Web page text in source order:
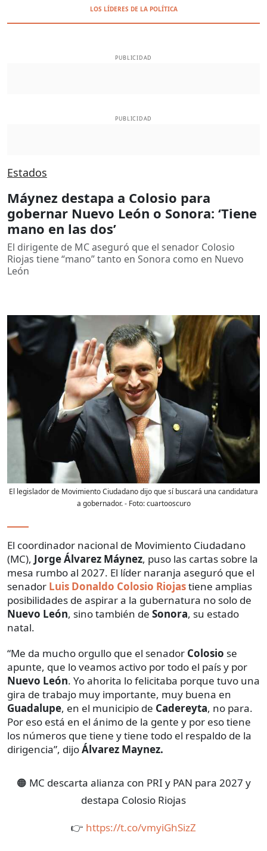
LOS LÍDERES DE LA POLÍTICA
PUBLICIDAD
PUBLICIDAD
Estados
Máynez destapa a Colosio para
gobernar Nuevo León o Sonora: ‘Tiene
mano en las dos’
El dirigente de MC aseguró que el senador Colosio
Riojas tiene “mano” tanto en Sonora como en Nuevo
León
El legislador de Movimiento Ciudadano dijo que sí buscará una candidatura
a gobernador.- Foto:cuartooscuro
El coordinador nacional de Movimiento Ciudadano
(MC), Jorge Álvarez Máynez, puso las cartas sobre la
mesa rumbo al 2027. El líder naranja aseguró que el
senador Luis Donaldo Colosio Riojastiene amplias
posibilidades de aspirar a la gubernatura no solo de
Nuevo León, sino también de Sonora, su estado
natal.
“Me da mucho orgullo que el senador Colosio se
apunte, que lo veamos activo por todo el país y por
Nuevo León. Yo ahorita lo felicitaba porque tuvo una
gira de trabajo muy importante, muy buena en
Guadalupe, en el municipio de Cadereyta, no para.
Por eso está en el ánimo de la gente y por eso tiene
los números que tiene y tiene todo el respaldo de la
dirigencia”, dijoÁlvarez Maynez.
🟠 MC descarta alianza con PRI y PAN para 2027 y
destapa Colosio Riojas
👉 https://t.co/vmyiGhSizZ